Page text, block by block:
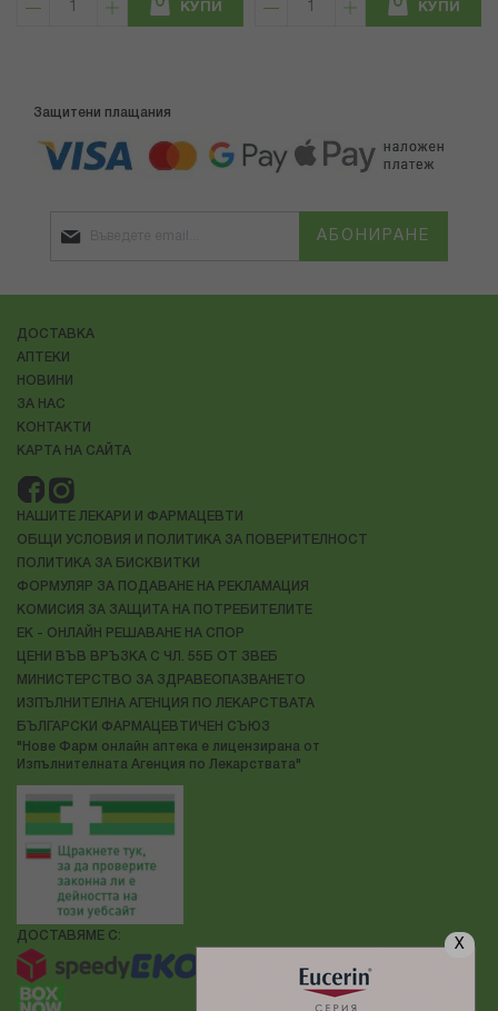
X
КУПИ КУПИ
Защитени плащания
АБОНИРАНЕ
ДОСТАВКА
АПТЕКИ
НОВИНИ
ЗА НАС
КОНТАКТИ
КАРТА НА САЙТА
НАШИТЕ ЛЕКАРИ И ФАРМАЦЕВТИ
ОБЩИ УСЛОВИЯ И ПОЛИТИКА ЗА ПОВЕРИТЕЛНОСТ
ПОЛИТИКА ЗА БИСКВИТКИ
ФОРМУЛЯР ЗА ПОДАВАНЕ НА РЕКЛАМАЦИЯ
КОМИСИЯ ЗА ЗАЩИТА НА ПОТРЕБИТЕЛИТЕ
ЕК - ОНЛАЙН РЕШАВАНЕ НА СПОР
ЦЕНИ ВЪВ ВРЪЗКА С ЧЛ. 55Б ОТ ЗВЕБ
МИНИСТЕРСТВО ЗА ЗДРАВЕОПАЗВАНЕТО
ИЗПЪЛНИТЕЛНА АГЕНЦИЯ ПО ЛЕКАРСТВАТА
БЪЛГАРСКИ ФАРМАЦЕВТИЧЕН СЪЮЗ
"Нове Фарм онлайн аптека е лицензирана от
Изпълнителната Агенция по Лекарствата"
ДОСТАВЯМЕ С: